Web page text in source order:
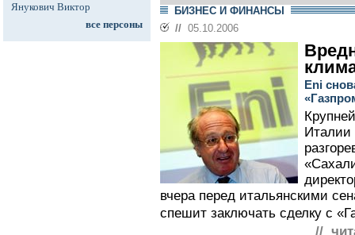
Янукович Виктор
все персоны
БИЗНЕС И ФИНАНСЫ
// 05.10.2006
Eni
Италии
вчера перед итальянскими
спешит заключать сделку с
//